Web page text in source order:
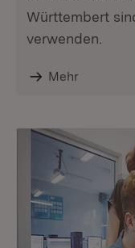
Württembert
verwenden.
Mehr